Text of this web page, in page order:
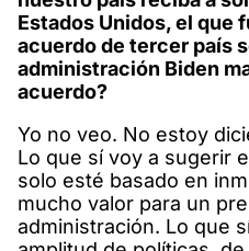
Estados Unidos, el que
acuerdo de tercer país
administración Biden
acuerdo?
Yo no veo. No estoy
Lo que sí voy a sugerir
solo esté basado en
mucho valor para un
administración. Lo que